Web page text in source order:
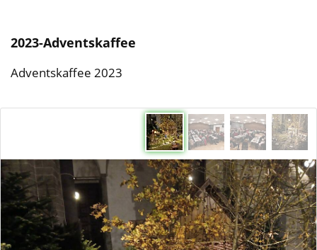
2023-Adventskaffee
Adventskaffee 2023